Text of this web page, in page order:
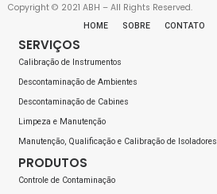
Copyright © 2021 ABH – All Rights Reserved.
HOME SOBRE CONTATO
SERVIÇOS
Calibração de Instrumentos
Descontaminação de Ambientes
Descontaminação de Cabines
Limpeza e Manutenção
Manutenção, Qualificação e Calibração de Isoladores
PRODUTOS
Controle de Contaminação